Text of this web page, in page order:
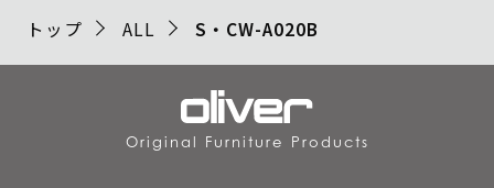
トップ ALL S・CW-A020B
Original Furniture Products